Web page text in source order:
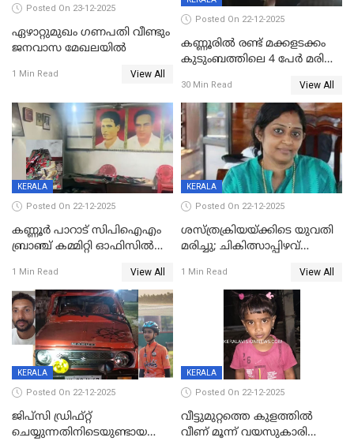
Posted On 23-12-2025
ഏഴാറ്റുമുഖം ഗണപതി വീണ്ടും
ജനവാസ മേഖലയിൽ
1 Min Read View All
Posted On 22-12-2025
കണ്ണൂരിൽ രണ്ട് മക്കളടക്കം
കുടുംബത്തിലെ 4 പേർ മരിച്ച
30 Min Read View All
KERALA
Posted On 22-12-2025
കണ്ണൂർ പാറാട് സിപിഐഎം
ബ്രാഞ്ച് കമ്മിറ്റി ഓഫിസിൽ
ചിത്രങ്ങളടക്കം കത്തിയ
നിലയിൽ
1 Min Read View All
KERALA
Posted On 22-12-2025
ശസ്ത്രക്രിയയ്‌ക്കിടെ യുവതി
മരിച്ചു; ചികിത്സാപ്പിഴവ്
സംഭവം മാവേലിക്കരയിൽ
1 Min Read View All
KERALA
Posted On 22-12-2025
ജിപ്സി ഡ്രിഫ്റ്റ്
ചെയ്യുന്നതിനിടെയുണ്ടായ
KERALA
Posted On 22-12-2025
വീട്ടുമുറ്റത്തെ കുളത്തിൽ
വീണ് മൂന്ന് വയസുകാരി